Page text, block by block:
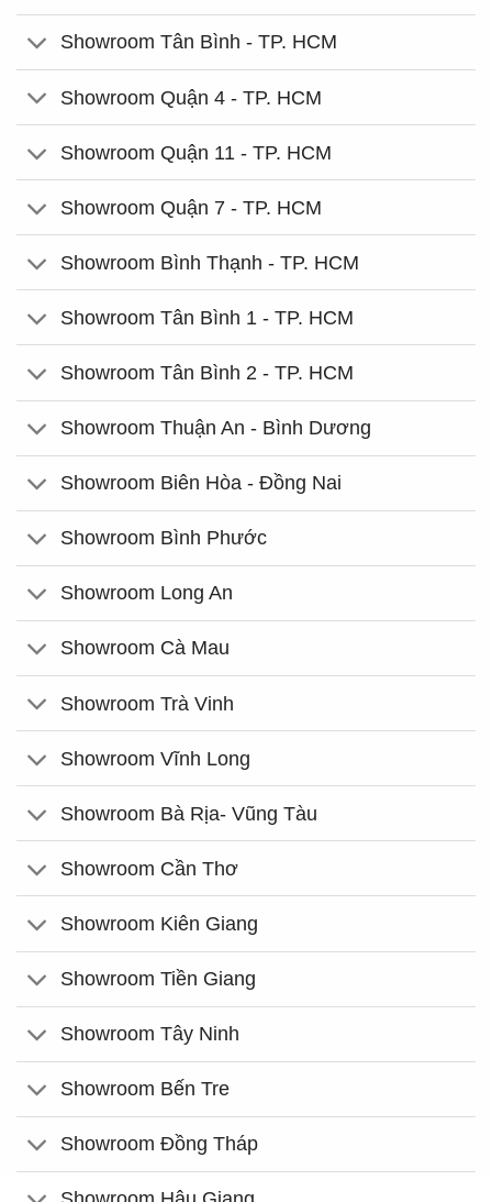
Showroom Tân Bình - TP. HCM
Showroom Quận 4 - TP. HCM
Showroom Quận 11 - TP. HCM
Showroom Quận 7 - TP. HCM
Showroom Bình Thạnh - TP. HCM
Showroom Tân Bình 1 - TP. HCM
Showroom Tân Bình 2 - TP. HCM
Showroom Thuận An - Bình Dương
Showroom Biên Hòa - Đồng Nai
Showroom Bình Phước
Showroom Long An
Showroom Cà Mau
Showroom Trà Vinh
Showroom Vĩnh Long
Showroom Bà Rịa- Vũng Tàu
Showroom Cần Thơ
Showroom Kiên Giang
Showroom Tiền Giang
Showroom Tây Ninh
Showroom Bến Tre
Showroom Đồng Tháp